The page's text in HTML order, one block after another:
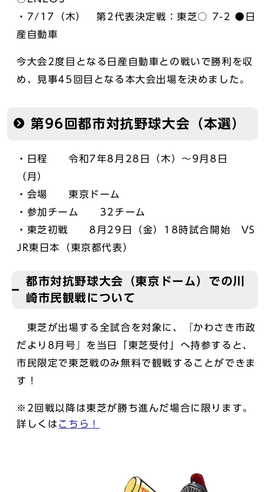
・7/17（木） 第2代表決定戦：東芝○ 7-2 ●日
産自動車
今大会2度目となる日産自動車との戦いで勝利を収
め、見事45回目となる本大会出場を決めました。
第96回都市対抗野球大会（本選）
・日程 令和7年8月28日（木）～9月8日
（月）
・会場 東京ドーム
・参加チーム 32チーム
・東芝初戦 8月29日（金）18時試合開始 VS
JR東日本（東京都代表）
都市対抗野球大会（東京ドーム）での川
崎市民観戦について
東芝が出場する全試合を対象に、『かわさき市政
だより8月号』を当日「東芝受付」へ持参すると、
市民限定で東芝戦のみ無料で観戦することができま
す！
※2回戦以降は東芝が勝ち進んだ場合に限ります。
詳しくは こちら！